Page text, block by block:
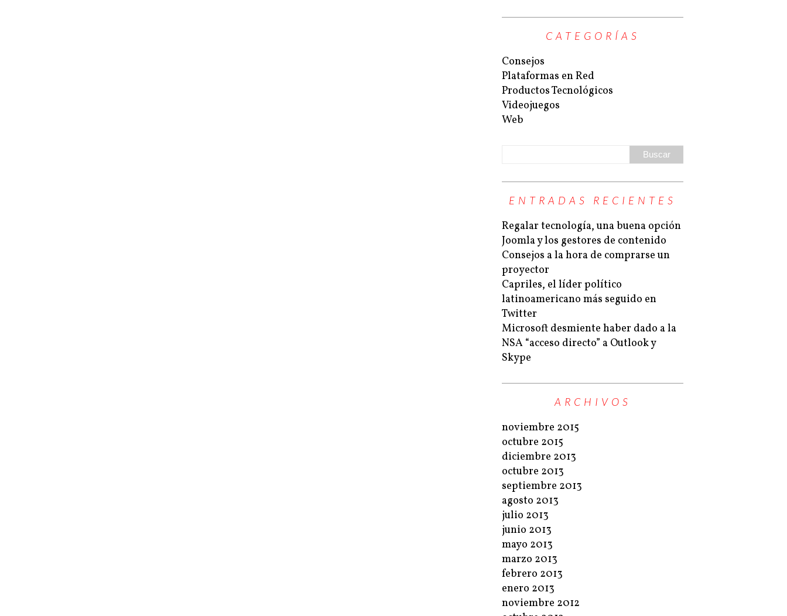
CATEGORÍAS
Consejos
Plataformas en Red
Productos Tecnológicos
Videojuegos
Web
ENTRADAS RECIENTES
Regalar tecnología, una buena opción
Joomla y los gestores de contenido
Consejos a la hora de comprarse un
proyector
Capriles, el líder político
latinoamericano más seguido en
Twitter
Microsoft desmiente haber dado a la
NSA “acceso directo” a Outlook y
Skype
ARCHIVOS
noviembre 2015
octubre 2015
diciembre 2013
octubre 2013
septiembre 2013
agosto 2013
julio 2013
junio 2013
mayo 2013
marzo 2013
febrero 2013
enero 2013
noviembre 2012